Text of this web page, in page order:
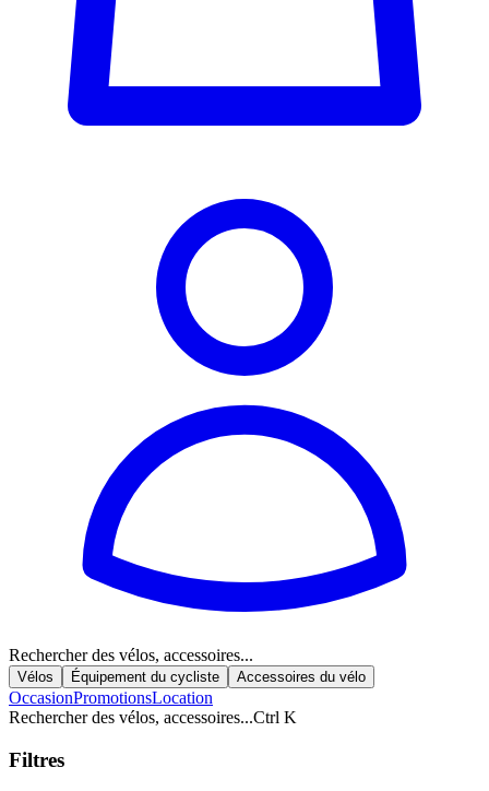
Rechercher des vélos, accessoires...
Vélos Équipement du cycliste Accessoires du vélo
OccasionPromotionsLocation
Rechercher des vélos, accessoires...Ctrl K
Filtres